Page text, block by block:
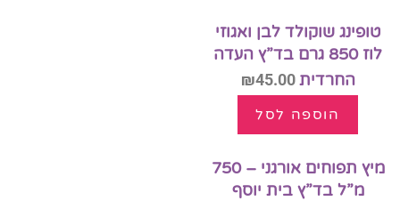
טופינג שוקולד לבן ואגוזי
לוז 850 גרם בד”ץ העדה
החרדית
₪45.00
הוספה לסל
מיץ תפוחים אורגני – 750
מ”ל בד”ץ בית יוסף